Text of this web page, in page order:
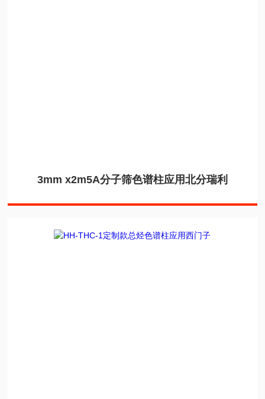
3mm x2m5A分子筛色谱柱应用北分瑞利